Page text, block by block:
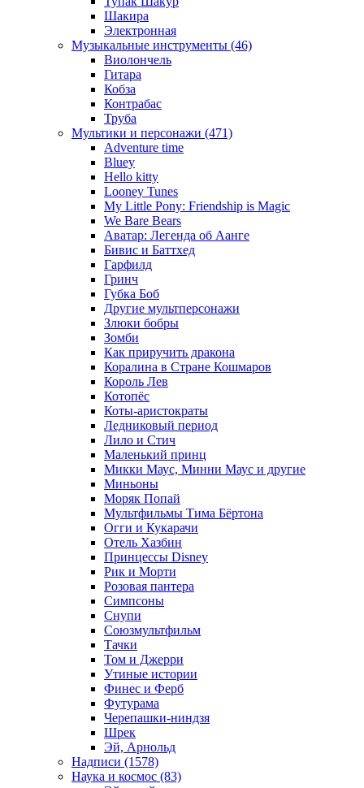
Шакира
Электронная
Музыкальные инструменты (46)
Виолончель
Гитара
Кобза
Контрабас
Труба
Мультики и персонажи (471)
Adventure time
Bluey
Hello kitty
Looney Tunes
My Little Pony: Friendship is Magic
We Bare Bears
Аватар: Легенда об Аанге
Бивис и Баттхед
Гарфилд
Гринч
Губка Боб
Другие мультперсонажи
Злюки бобры
Зомби
Как приручить дракона
Коралина в Стране Кошмаров
Король Лев
Котопёс
Коты-аристократы
Ледниковый период
Лило и Стич
Маленький принц
Микки Маус, Минни Маус и другие
Миньоны
Моряк Попай
Мультфильмы Тима Бёртона
Огги и Кукарачи
Отель Хазбин
Принцессы Disney
Рик и Морти
Розовая пантера
Симпсоны
Снупи
Союзмультфильм
Тачки
Том и Джерри
Утиные истории
Финес и Ферб
Футурама
Черепашки-ниндзя
Шрек
Эй, Арнольд
Надписи (1578)
Наука и космос (83)